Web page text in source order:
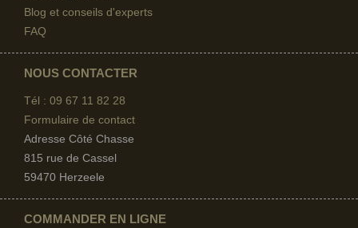
Blog et conseils d'experts
FAQ
NOUS CONTACTER
Tél : 09 67 11 82 28
Formulaire de contact
Adresse Côté Chasse
815 rue de Cassel
59470 Herzeele
COMMANDER EN LIGNE